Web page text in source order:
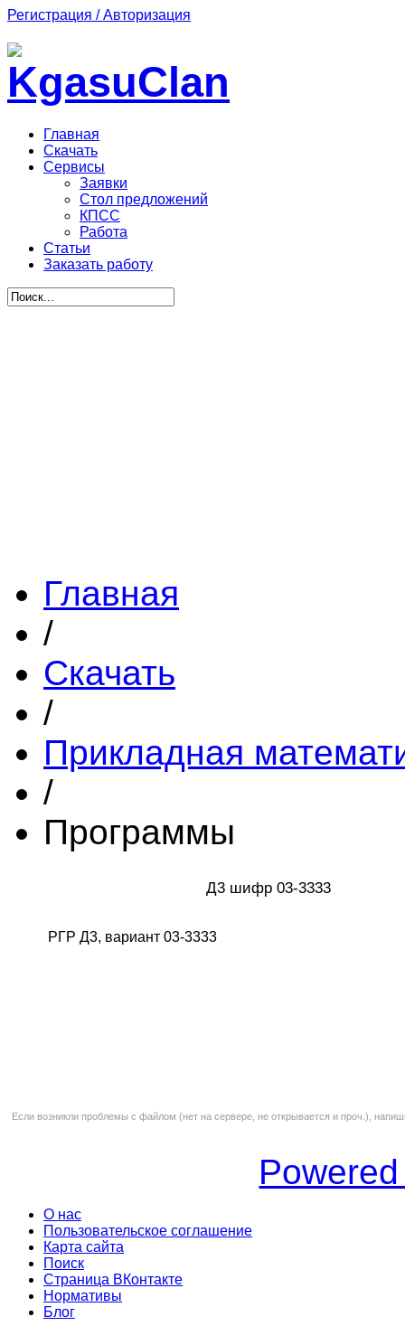
Регистрация / Авторизация
Главная
Скачать
Сервисы
Заявки
Стол предложений
КПСС
Работа
Статьи
Заказать работу
Главная
/
Скачать
/
Прикладная
/
Программы
Д3 шифр 03-3333
РГР Д3, вариант 03-3333
Если возникли проблемы с файлом (нет на сервере, не открывается и проч.),
О нас
Пользовательское соглашение
Карта сайта
Поиск
Страница ВКонтакте
Нормативы
Блог